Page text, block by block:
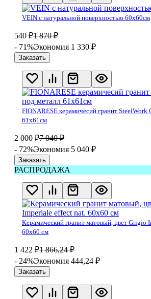
VEIN с натуральной поверхностью 60х60см
540 ₽1 870 ₽
- 71%Экономия 1 330 ₽
Заказать
FIONARESE керамичесий гранит SteelWork
61х61см
2 000 ₽7 040 ₽
- 72%Экономия 5 040 ₽
Заказать
РАСПРОДАЖА
Керамический гранит матовый, цвет Grigio
60х60 см
1 422 ₽1 866,24 ₽
- 24%Экономия 444,24 ₽
Заказать